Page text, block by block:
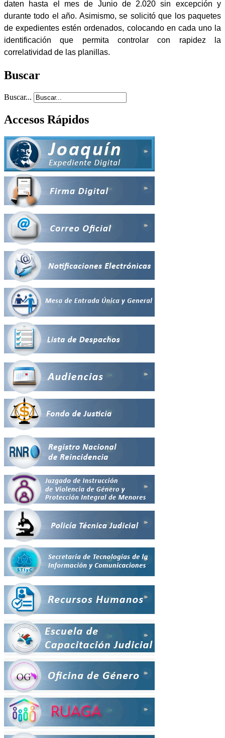
daten hasta el mes de Junio de 2.020 sin excepción y
durante todo el año. Asimismo, se solicitó que los paquetes
de expedientes estén ordenados, colocando en cada uno la
identificación que permita controlar con rapidez la
correlatividad de las planillas.
Buscar
Buscar...
Accesos Rápidos